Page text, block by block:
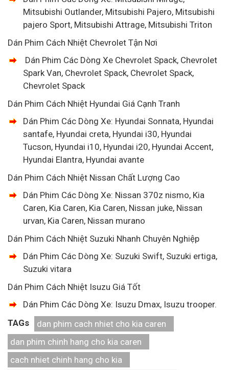
Mitsubishi Outlander, Mitsubishi Pajero, Mitsubishi
pajero Sport, Mitsubishi Attrage, Mitsubishi Triton
Dán Phim Cách Nhiệt Chevrolet Tận Nơi
Dán Phim Các Dòng Xe Chevrolet Spack, Chevrolet
Spark Van, Chevrolet Spack, Chevrolet Spack,
Chevrolet Spack
Dán Phim Cách Nhiệt Hyundai Giá Cạnh Tranh
Dán Phim Các Dòng Xe: Hyundai Sonnata, Hyundai
santafe, Hyundai creta, Hyundai i30, Hyundai
Tucson, Hyundai i10, Hyundai i20, Hyundai Accent,
Hyundai Elantra, Hyundai avante
Dán Phim Cách Nhiệt Nissan Chất Lượng Cao
Dán Phim Các Dòng Xe: Nissan 370z nismo, Kia
Caren, Kia Caren, Kia Caren, Nissan juke, Nissan
urvan, Kia Caren, Nissan murano
Dán Phim Cách Nhiệt Suzuki Nhanh Chuyên Nghiệp
Dán Phim Các Dòng Xe: Suzuki Swift, Suzuki ertiga,
Suzuki vitara
Dán Phim Cách Nhiệt Isuzu Giá Tốt
Dán Phim Các Dòng Xe: Isuzu Dmax, Isuzu trooper.
TAGs
dan phim cach nhiet cho kia caren
dan phim chinh hang cho kia caren
cach nhiet chinh hang cho kia